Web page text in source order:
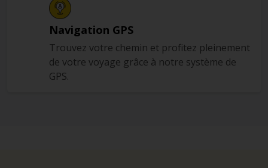
Navigation GPS
Trouvez votre chemin et profitez pleinement
de votre voyage grâce à notre système de
GPS.